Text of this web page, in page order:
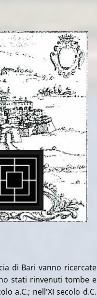
di Bari vanno ricercate
stati rinvenuti tombe e
a.C.; nell'XI secolo d.C.